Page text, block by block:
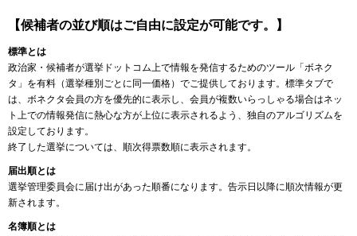
【候補者の並び順はご自由に設定が可能です。】
標準とは
政治家・候補者が選挙ドットコム上で情報を発信するためのツール「ボネク
タ」を有料（選挙種別ごとに同一価格）でご提供しております。標準タブで
は、ボネクタ会員の方を優先的に表示し、会員が複数いらっしゃる場合はネッ
ト上での情報発信に熱心な方が上位に表示されるよう、独自のアルゴリズムを
設定しております。
終了した選挙については、順次得票数順に表示されます。
届出順とは
選挙管理委員会に届け出があった順番になります。告示日以降に順次情報が更
新されます。
名簿順とは